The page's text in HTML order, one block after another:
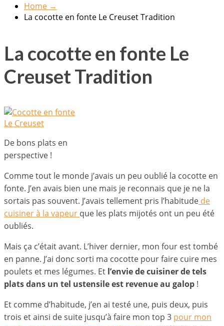
Home →
La cocotte en fonte Le Creuset Tradition
La cocotte en fonte Le
Creuset Tradition
De bons plats en
perspective !
Comme tout le monde j’avais un peu oublié la cocotte en
fonte. J’en avais bien une mais je reconnais que je ne la
sortais pas souvent. J’avais tellement pris l’habitude de
cuisiner à la vapeur que les plats mijotés ont un peu été
oubliés.
Mais ça c’était avant. L’hiver dernier, mon four est tombé
en panne. J’ai donc sorti ma cocotte pour faire cuire mes
poulets et mes légumes. Et l’envie de cuisiner de tels
plats dans un tel ustensile est revenue au galop !
Et comme d’habitude, j’en ai testé une, puis deux, puis
trois et ainsi de suite jusqu’à faire mon top 3 pour mon